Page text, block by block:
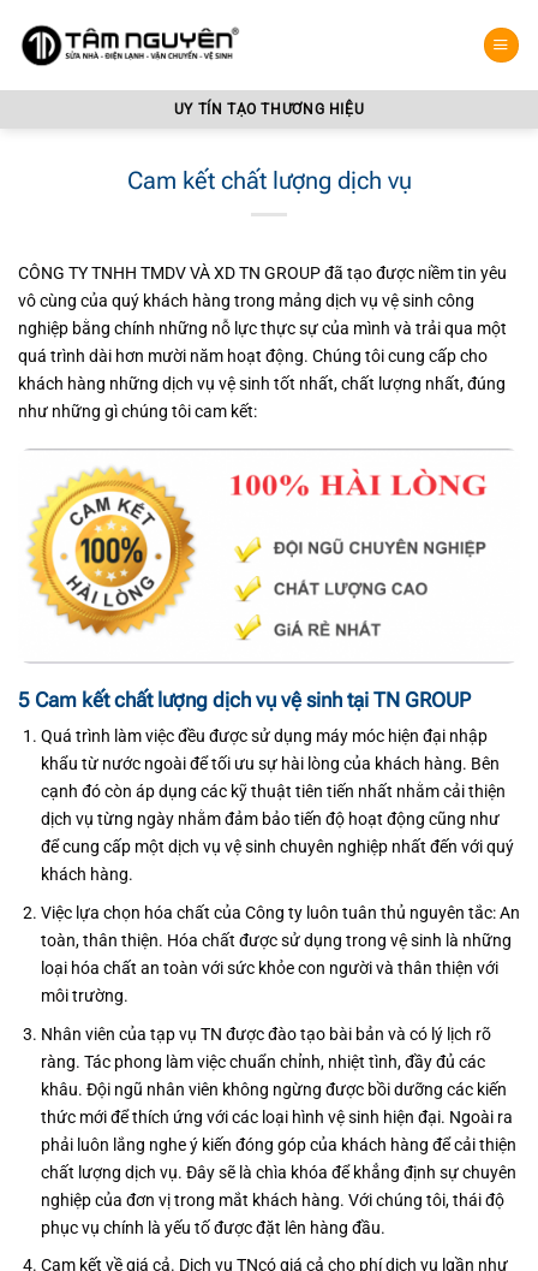
qua
dung
UY TÍN TẠO THƯƠNG HIỆU
Cam kết chất lượng dịch vụ
CÔNG TY TNHH TMDV VÀ XD TN GROUP đã tạo được niềm tin yêu
vô cùng của quý khách hàng trong mảng dịch vụ vệ sinh công
nghiệp bằng chính những nỗ lực thực sự của mình và trải qua một
quá trình dài hơn mười năm hoạt động. Chúng tôi cung cấp cho
khách hàng những dịch vụ vệ sinh tốt nhất, chất lượng nhất, đúng
như những gì chúng tôi cam kết:
5 Cam kết chất lượng dịch vụ vệ sinh tại TN GROUP
Quá trình làm việc đều được sử dụng máy móc hiện đại nhập
khẩu từ nước ngoài để tối ưu sự hài lòng của khách hàng. Bên
cạnh đó còn áp dụng các kỹ thuật tiên tiến nhất nhằm cải thiện
dịch vụ từng ngày nhằm đảm bảo tiến độ hoạt động cũng như
để cung cấp một dịch vụ vệ sinh chuyên nghiệp nhất đến với quý
khách hàng.
Việc lựa chọn hóa chất của Công ty luôn tuân thủ nguyên tắc: An
toàn, thân thiện. Hóa chất được sử dụng trong vệ sinh là những
loại hóa chất an toàn với sức khỏe con người và thân thiện với
môi trường.
Nhân viên của tạp vụ TN được đào tạo bài bản và có lý lịch rõ
ràng. Tác phong làm việc chuẩn chỉnh, nhiệt tình, đầy đủ các
khâu. Đội ngũ nhân viên không ngừng được bồi dưỡng các kiến
thức mới để thích ứng với các loại hình vệ sinh hiện đại. Ngoài ra
phải luôn lắng nghe ý kiến đóng góp của khách hàng để cải thiện
chất lượng dịch vụ. Đây sẽ là chìa khóa để khẳng định sự chuyên
nghiệp của đơn vị trong mắt khách hàng. Với chúng tôi, thái độ
phục vụ chính là yếu tố được đặt lên hàng đầu.
Cam kết về giá cả. Dịch vụ TNcó giá cả cho phí dịch vụ lgần như